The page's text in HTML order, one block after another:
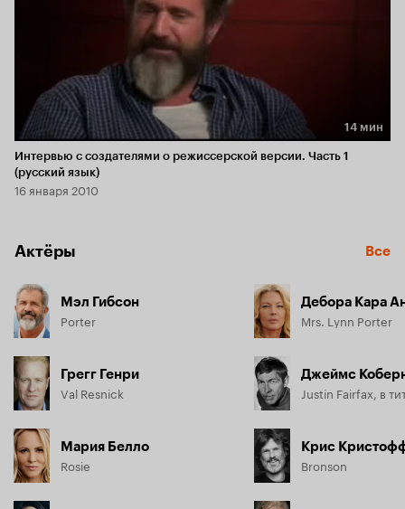
Длительность 14 мин
14 мин
Интервью с создателями о режиссерской версии. Часть 1
(русский язык)
16 января 2010
Актёры Все
Мэл Гибсон
Porter
Грегг Генри
Val Resnick
Мария Белло
Rosie
Дебора Кара
Mrs. Lynn Porter
Джеймс
Крис
Bronson